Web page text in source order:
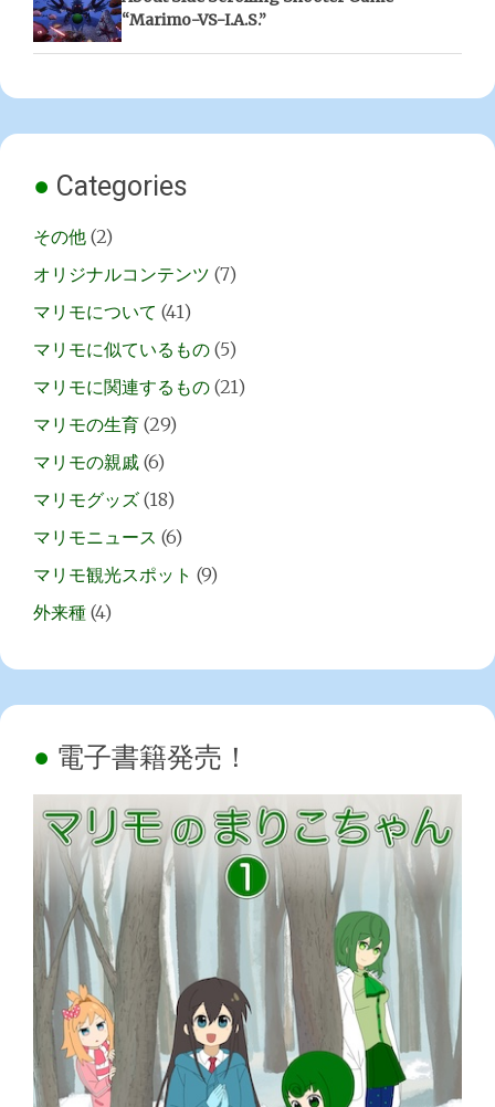
“Marimo-VS-I.A.S.”
Categories
その他 (2)
オリジナルコンテンツ (7)
マリモについて (41)
マリモに似ているもの (5)
マリモに関連するもの (21)
マリモの生育 (29)
マリモの親戚 (6)
マリモグッズ (18)
マリモニュース (6)
マリモ観光スポット (9)
外来種 (4)
電子書籍発売！